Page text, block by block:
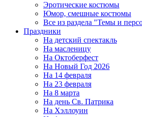
Эротические костюмы
Юмор, смешные костюмы
Все из раздела "Темы и
Праздники
На детский спектакль
На масленицу
На Октоберфест
На Новый Год 2026
На 14 февраля
На 23 февраля
На 8 марта
На день Св. Патрика
На Хэллоуин